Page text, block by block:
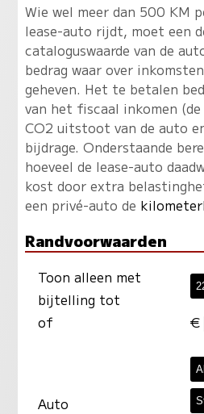
Wie wel meer dan 500 KM
lease-auto rijdt, moet een
cataloguswaarde van de
bedrag waar over
geheven. Het te betalen
van het fiscaal inkomen
CO2 uitstoot van de auto
bijdrage. Onderstaande
hoeveel de lease-auto
kost door extra
een privé-auto de
Randvoorwaarden
Toon alleen met
bijtelling tot
of
€
Auto